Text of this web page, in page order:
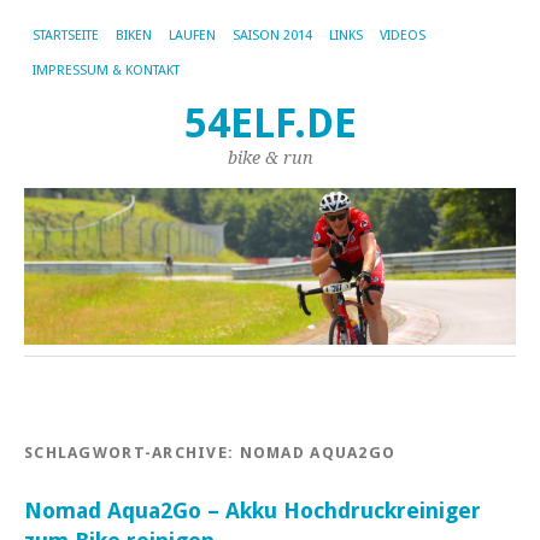
STARTSEITE BIKEN LAUFEN SAISON 2014 LINKS VIDEOS
IMPRESSUM & KONTAKT
54ELF.DE
bike & run
SCHLAGWORT-ARCHIVE: NOMAD AQUA2GO
Nomad Aqua2Go – Akku Hochdruckreiniger